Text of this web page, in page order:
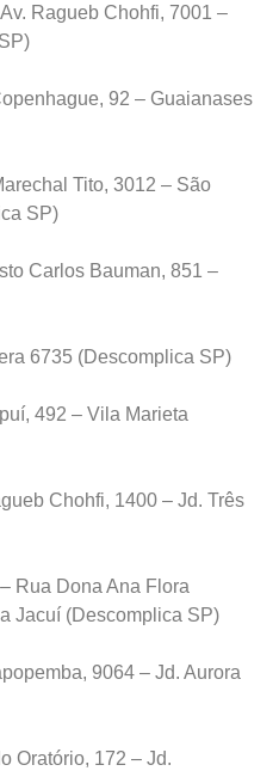
Ragueb Chohfi, 7001 –
92 – Guaianases
Tito, 3012 – São
SP)
Carlos Bauman, 851 –
6735 (Descomplica SP)
492 – Vila Marieta
Chohfi, 1400 – Jd. Três
Rua Dona Ana Flora
Jacuí (Descomplica SP)
9064 – Jd. Aurora
Oratório, 172 – Jd.